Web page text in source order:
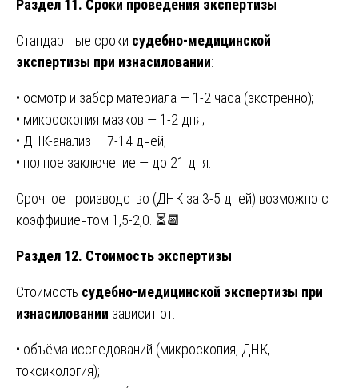
Раздел 11. Сроки проведения экспертизы
Стандартные сроки судебно-медицинской
экспертизы при изнасиловании:
• осмотр и забор материала — 1-2 часа (экстренно);
• микроскопия мазков — 1-2 дня;
• ДНК-анализ — 7-14 дней;
• полное заключение — до 21 дня.
Срочное производство (ДНК за 3-5 дней) возможно с
коэффициентом 1,5-2,0. ⏳📆
Раздел 12. Стоимость экспертизы
Стоимость судебно-медицинской экспертизы при
изнасиловании зависит от:
• объёма исследований (микроскопия, ДНК,
токсикология);